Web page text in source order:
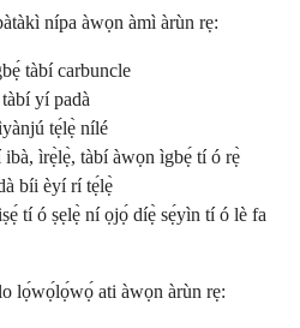
nípa àwọn àmì àrùn rẹ:
tàbí carbuncle
yí padà
tẹ́lẹ̀ nílé
ìrẹ̀lẹ̀, tàbí àwọn ìgbẹ́ tí ó rẹ̀
bíi èyí rí tẹ́lẹ̀
tí ó ṣẹlẹ̀ ní ọjọ́ díẹ̀ sẹ́yìn tí ó lè fa
lọ́wọ́lọ́wọ́ ati àwọn àrùn rẹ: